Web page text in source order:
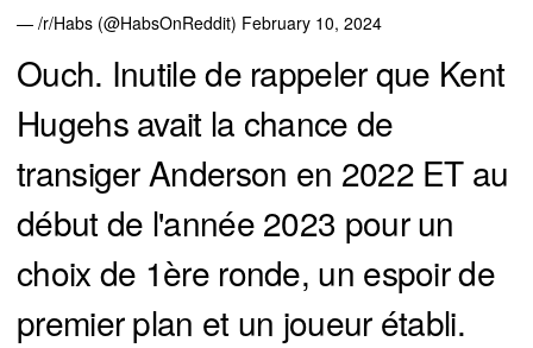
— /r/Habs (@HabsOnReddit) February 10, 2024
Ouch. Inutile de rappeler que Kent
Hugehs avait la chance de
transiger Anderson en 2022 ET au
début de l'année 2023 pour un
choix de 1ère ronde, un espoir de
premier plan et un joueur établi.